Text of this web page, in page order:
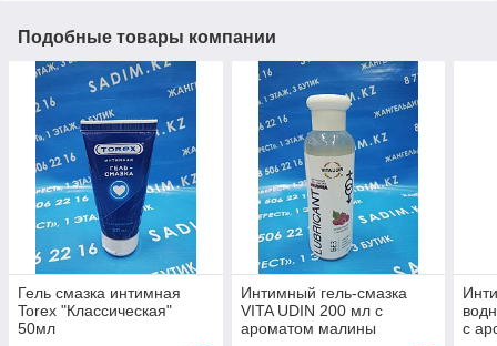
Подобные товары компании
Гель смазка интимная
Torex "Классическая"
50мл
Интимный гель-смазка
VITA UDIN 200 мл с
ароматом малины
с